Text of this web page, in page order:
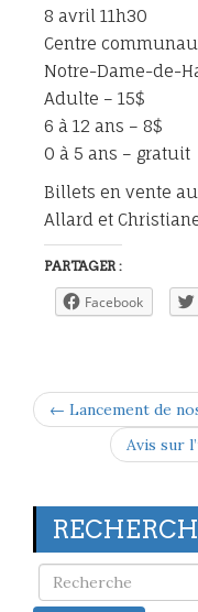
8 avril 11h30
Centre
Notre-Dame-de-
Adulte – 15$
6 à 12 ans – 8$
0 à 5 ans – gratuit
Billets en vente
Allard et
PARTAGER :
Facebook
← Lancement de
Avis sur